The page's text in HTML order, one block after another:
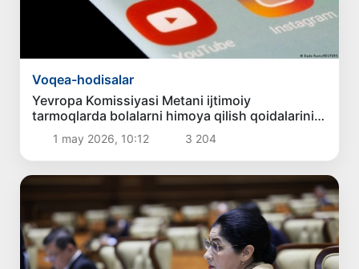
Voqea-hodisalar
Yevropa Komissiyasi Metani ijtimoiy
tarmoqlarda bolalarni himoya qilish qoidalarini
buzganlikda aybladi
1 may 2026, 10:12 3 204